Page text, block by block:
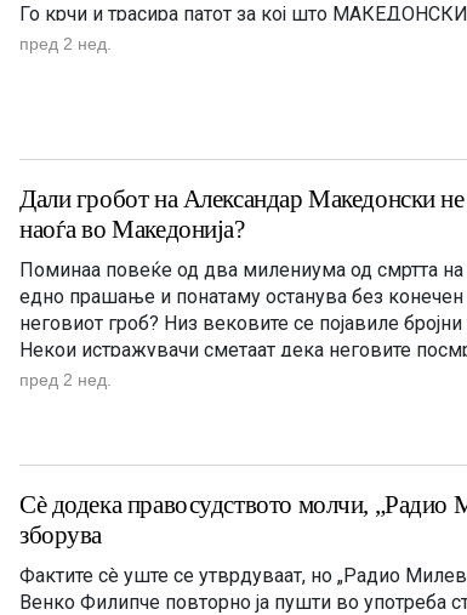
Го крчи и трасира патот за кој што
определил, за сега конечно благодарение на
пред 2 нед.
Дали гробот на Александар Македонски не
наоѓа во Македонија?
Поминаа повеќе од два милениума од смртта
едно прашање и понатаму останува без конечен
неговиот гроб? Низ вековите се појавиле
Некои истражувачи сметаат дека неговите
во Александрија во Египет, други ги насочуваат
пред 2 нед.
Сè додека правосудството молчи, „Радио
зборува
Фактите сè уште се утврдуваат, но „Радио
Венко Филипче повторно ја пушти во употреба